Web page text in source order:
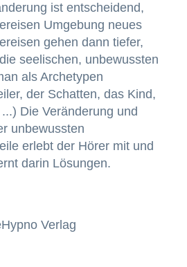
ist entscheidend,
Umgebung neues
gehen dann tiefer,
seelischen, unbewussten
als Archetypen
der Schatten, das Kind,
Die Veränderung und
unbewussten
erlebt der Hörer mit und
darin Lösungen.
Verlag